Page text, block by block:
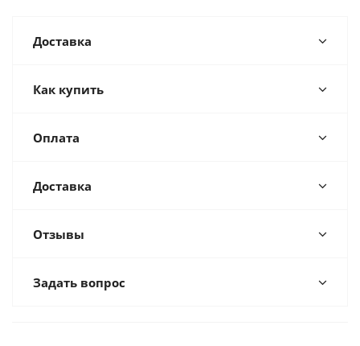
Доставка
Как купить
Оплата
Доставка
Отзывы
Задать вопрос